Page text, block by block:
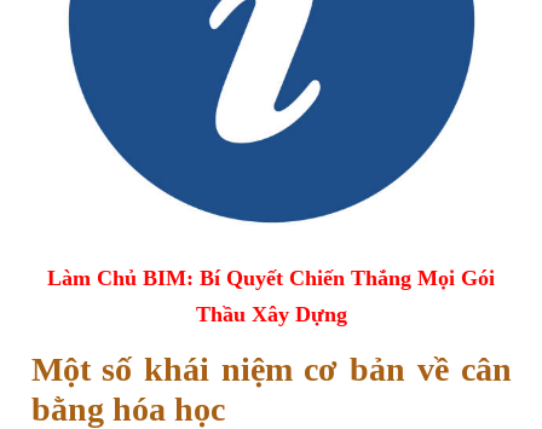
Làm Chủ BIM: Bí Quyết Chiến Thắng Mọi Gói
Thầu Xây Dựng
Một số khái niệm cơ bản về cân
bằng hóa học